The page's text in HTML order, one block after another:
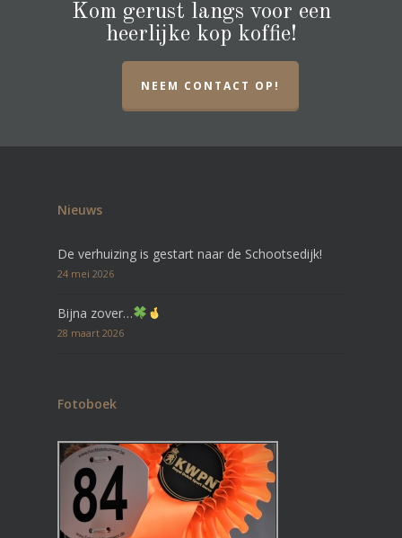
Kom gerust langs voor een
heerlijke kop koffie!
NEEM CONTACT OP!
Nieuws
De verhuizing is gestart naar de Schootsedijk!
24 mei 2026
Bijna zover…
28 maart 2026
Fotoboek